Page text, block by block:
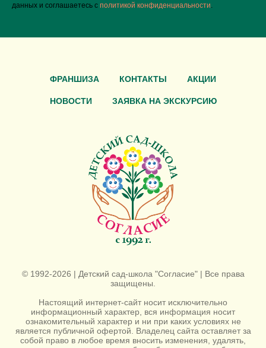
данных и соглашаетесь c политикой конфиденциальности
ФРАНШИЗА КОНТАКТЫ АКЦИИ
НОВОСТИ ЗАЯВКА НА ЭКСКУРСИЮ
© 1992-2026 | Детский сад-школа "Согласие" | Все права
защищены.
Настоящий интернет-сайт носит исключительно
информационный характер, вся информация носит
ознакомительный характер и ни при каких условиях не
является публичной офертой. Владелец сайта оставляет за
собой право в любое время вносить изменения, удалять,